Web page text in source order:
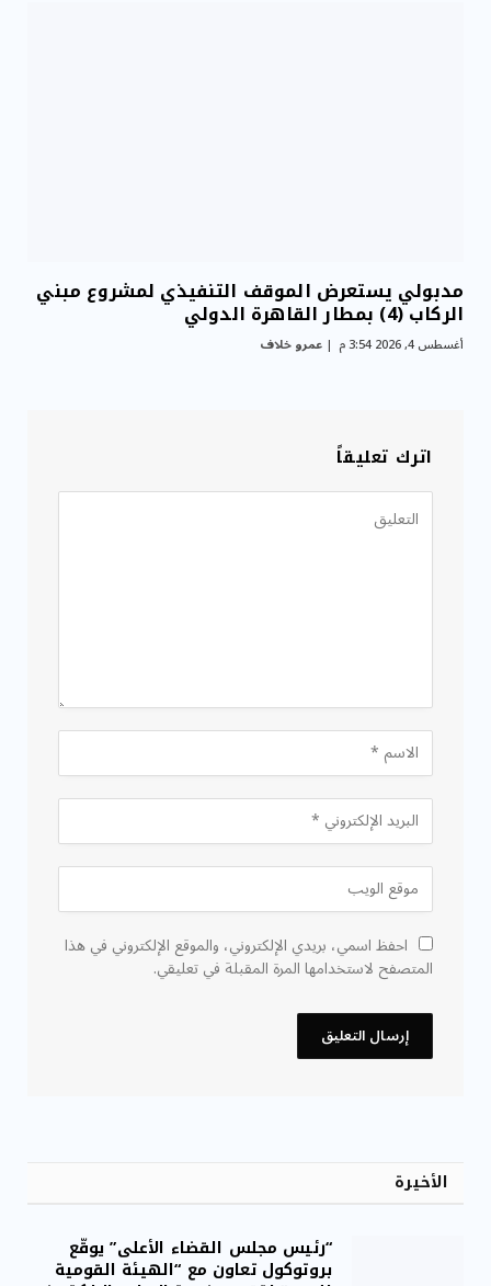
مدبولي يستعرض الموقف التنفيذي لمشروع مبني
الركاب (4) بمطار القاهرة الدولي
أغسطس 4, 2026 3:54 م عمرو خلاف
اترك تعليقاً
احفظ اسمي، بريدي الإلكتروني، والموقع الإلكتروني في هذا
المتصفح لاستخدامها المرة المقبلة في تعليقي.
الأخيرة
“رئيس مجلس القضاء الأعلى” يوقّع
بروتوكول تعاون مع “الهيئة القومية